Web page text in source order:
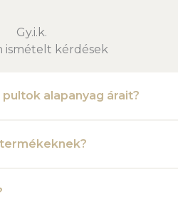
Gy.i.k.
ismételt kérdések
alapanyag árait?